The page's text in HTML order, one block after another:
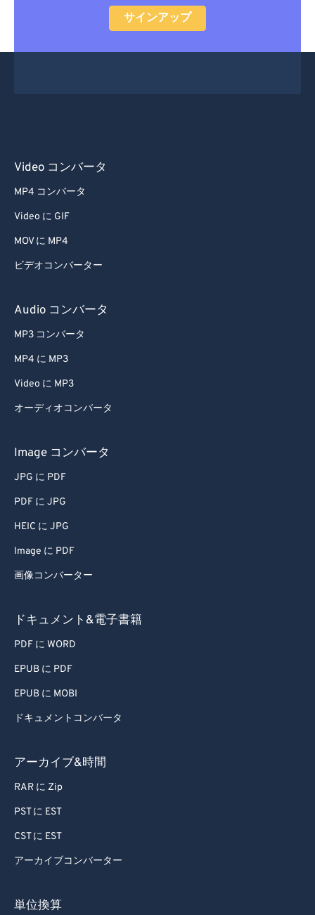
サインアップ
Video コンバータ
MP4 コンバータ
Video に GIF
MOV に MP4
ビデオコンバーター
Audio コンバータ
MP3 コンバータ
MP4 に MP3
Video に MP3
オーディオコンバータ
Image コンバータ
JPG に PDF
PDF に JPG
HEIC に JPG
Image に PDF
画像コンバーター
ドキュメント&電子書籍
PDF に WORD
EPUB に PDF
EPUB に MOBI
ドキュメントコンバータ
アーカイブ&時間
RAR に Zip
PST に EST
CST に EST
アーカイブコンバーター
単位換算